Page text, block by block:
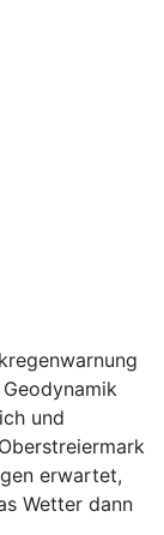
und
erwartet,
Wetter dann